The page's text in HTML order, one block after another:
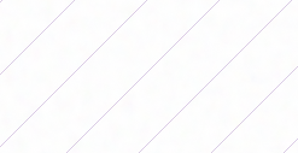
de Quilmes
Central